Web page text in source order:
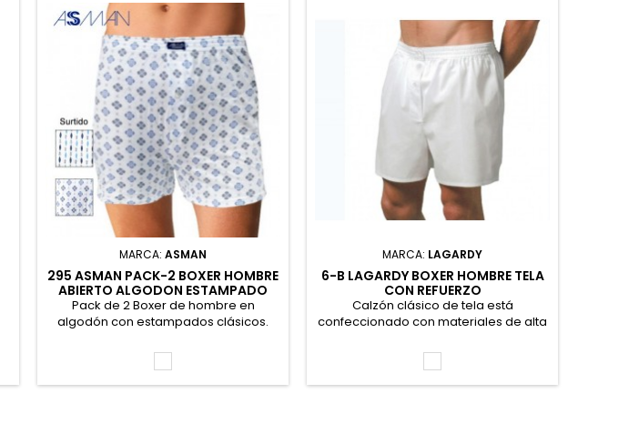
MARCA: ASMAN
295 ASMAN PACK-2 BOXER HOMBRE
ABIERTO ALGODON ESTAMPADO
Pack de 2 Boxer de hombre en
algodón con estampados clásicos.
Los estampados pueden variar de la
fotografía. Venta por unidades de
Pack-2. 100% Algodón
MARCA: LAGARDY
6-B LAGARDY BOXER HOMBRE TELA
CON REFUERZO
Calzón clásico de tela está
confeccionado con materiales de alta
fresca y confortable durante todo el
día. Su diseño tradicional ofrece
cobertura completa, ideal para el uso